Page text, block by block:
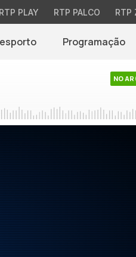
RTP PLAY RTP PALCO RTP
Programação
NO AR